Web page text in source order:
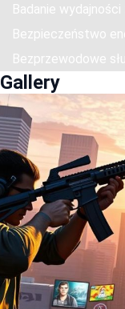
Badanie wydajności
Bezpieczeństwo
Bezprzewodowe
Gallery